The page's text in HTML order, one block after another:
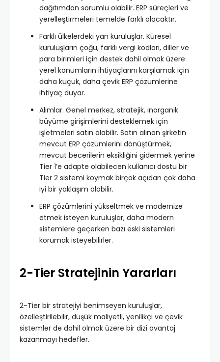
dağıtımdan sorumlu olabilir. ERP süreçleri ve
yerelleştirmeleri temelde farklı olacaktır.
Farklı ülkelerdeki yan kuruluşlar. Küresel
kuruluşların çoğu, farklı vergi kodları, diller ve
para birimleri için destek dahil olmak üzere
yerel konumların ihtiyaçlarını karşılamak için
daha küçük, daha çevik ERP çözümlerine
ihtiyaç duyar.
Alımlar. Genel merkez, stratejik, inorganik
büyüme girişimlerini desteklemek için
işletmeleri satın alabilir. Satın alınan şirketin
mevcut ERP çözümlerini dönüştürmek,
mevcut becerilerin eksikliğini gidermek yerine
Tier 1’e adapte olabilecen kullanıcı dostu bir
Tier 2 sistemi koymak birçok açıdan çok daha
iyi bir yaklaşım olabilir.
ERP çözümlerini yükseltmek ve modernize
etmek isteyen kuruluşlar, daha modern
sistemlere geçerken bazı eski sistemleri
korumak isteyebilirler.
2-Tier Stratejinin Yararları
2-Tier bir stratejiyi benimseyen kuruluşlar,
özelleştirilebilir, düşük maliyetli, yenilikçi ve çevik
sistemler de dahil olmak üzere bir dizi avantaj
kazanmayı hedefler.